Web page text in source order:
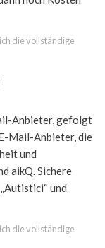
die vollständige
Anbieter, gefolgt
Mail-Anbieter, die
und
aikQ. Sichere
und
die vollständige